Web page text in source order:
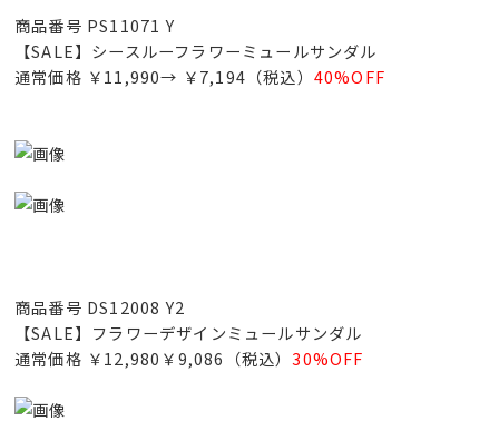
商品番号 PS11071 Y
【SALE】シースルーフラワーミュールサンダル
通常価格 ￥11,990→ ￥7,194（税込） 40%OFF
商品番号 DS12008 Y2
【SALE】フラワーデザインミュールサンダル
通常価格 ￥12,980￥9,086（税込）30%OFF